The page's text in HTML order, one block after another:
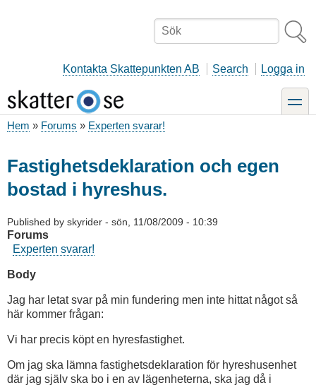
Sök
Kontakta Skattepunkten AB Search Logga in
toggle
Hem Forums Experten svarar!
Fastighetsdeklaration och egen
bostad i hyreshus.
Published by skyrider - sön, 11/08/2009 - 10:39
Forums
Experten svarar!
Body
Jag har letat svar på min fundering men inte hittat något så
här kommer frågan:
Vi har precis köpt en hyresfastighet.
Om jag ska lämna fastighetsdeklaration för hyreshusenhet
där jag själv ska bo i en av lägenheterna, ska jag då i